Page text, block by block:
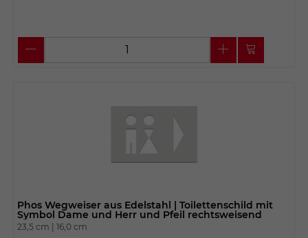
Phos Wegweiser aus Edelstahl | Toilettenschild mit
Symbol Dame und Herr und Pfeil rechtsweisend
23,5 cm | 16,0 cm